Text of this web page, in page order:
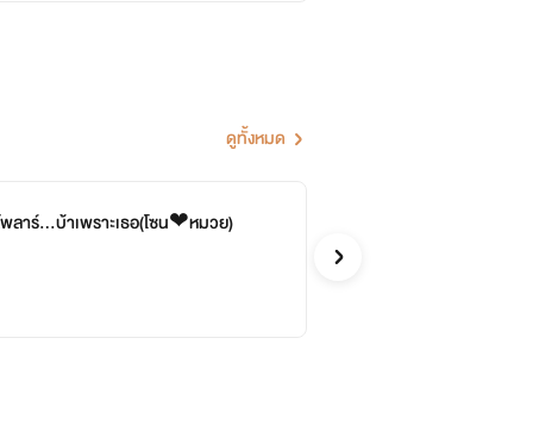
ดูทั้งหมด
พลาร์...บ้าเพราะเธอ(โซน❤หมวย)